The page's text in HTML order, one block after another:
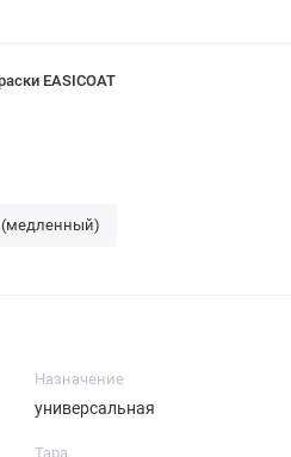
EASICOAT
(медленный)
Назначение
универсальная
Тара